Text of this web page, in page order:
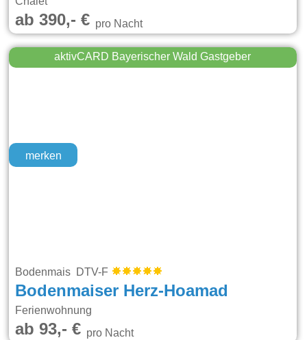
ab 390,- €pro Nacht
merken
aktivCARD Bayerischer Wald Gastgeber
Bodenmais DTV-F
Bodenmaiser Herz-Hoamad
Ferienwohnung
ab 93,- €pro Nacht